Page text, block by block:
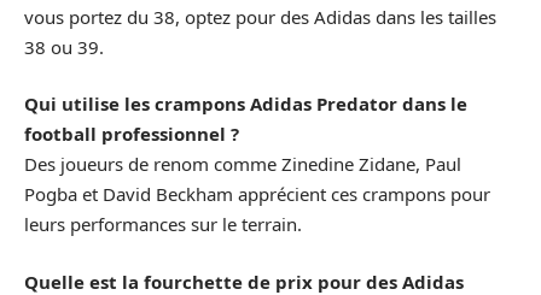
vous portez du 38, optez pour des Adidas dans les tailles
38 ou 39.
Qui utilise les crampons Adidas Predator dans le
football professionnel ?
Des joueurs de renom comme Zinedine Zidane, Paul
Pogba et David Beckham apprécient ces crampons pour
leurs performances sur le terrain.
Quelle est la fourchette de prix pour des Adidas